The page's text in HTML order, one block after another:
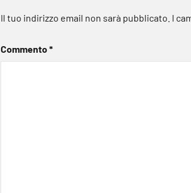
Il tuo indirizzo email non sarà pubblicato. I
Commento*